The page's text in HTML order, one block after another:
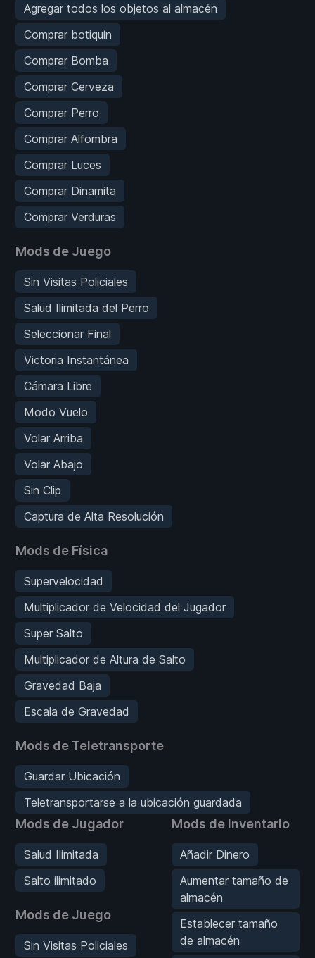
Agregar todos los objetos al almacén
Comprar botiquín
Comprar Bomba
Comprar Cerveza
Comprar Perro
Comprar Alfombra
Comprar Luces
Comprar Dinamita
Comprar Verduras
Mods de Juego
Sin Visitas Policiales
Salud Ilimitada del Perro
Seleccionar Final
Victoria Instantánea
Cámara Libre
Modo Vuelo
Volar Arriba
Volar Abajo
Sin Clip
Captura de Alta Resolución
Mods de Física
Supervelocidad
Multiplicador de Velocidad del Jugador
Super Salto
Multiplicador de Altura de Salto
Gravedad Baja
Escala de Gravedad
Mods de Teletransporte
Guardar Ubicación
Teletransportarse a la ubicación guardada
Mods de Jugador
Salud Ilimitada
Salto ilimitado
Mods de Juego
Sin Visitas Policiales
Mods de Inventario
Añadir Dinero
Aumentar tamaño de
almacén
Establecer tamaño
de almacén